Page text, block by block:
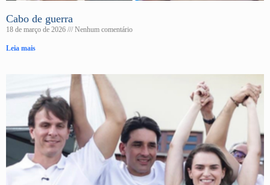
Cabo de guerra
18 de março de 2026 Nenhum comentário
Leia mais